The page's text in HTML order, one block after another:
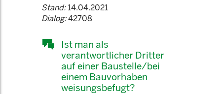
Stand:14.04.2021
Dialog:42708
Ist man als
verantwortlicher Dritter
auf einer Baustelle/bei
einem Bauvorhaben
weisungsbefugt?